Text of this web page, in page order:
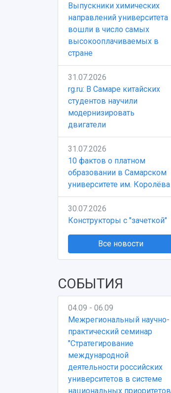
Выпускники химических
направлений университета
вошли в число самых
высокооплачиваемых в
стране
31.07.2026
rg.ru: В Самаре китайских
студентов научили
модернизировать
двигатели
31.07.2026
10 фактов о платном
образовании в Самарском
университете им. Королёва
30.07.2026
Конструкторы с "зачеткой"
Все новости
СОБЫТИЯ
04.09 - 06.09
Межрегиональный научно-
практический семинар
"Стратегирование
международной
деятельности российских
университетов в системе
национальных приоритетов